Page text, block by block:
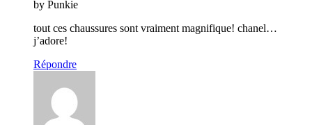
by Punkie
tout ces chaussures sont vraiment magnifique! chanel…
j’adore!
Répondre